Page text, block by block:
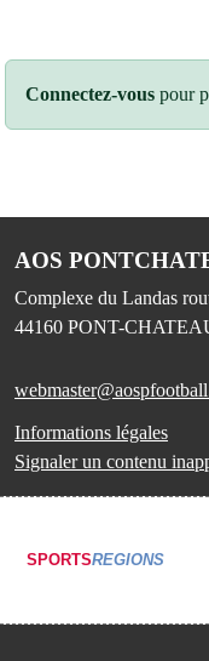
Connectez-vous pour
AOS
Complexe du Landas
44160 PONT-
Informations légales
Signaler un contenu
SPORTSREGIONS